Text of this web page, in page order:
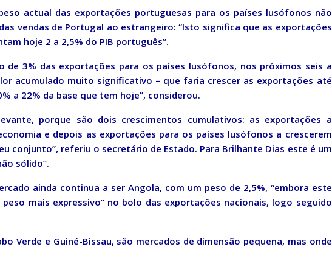
actual das exportações portuguesas para os países lusófonos não
vendas de Portugal ao estrangeiro: “Isto significa que as exportações
hoje 2 a 2,5% do PIB português”.
de 3% das exportações para os países lusófonos, nos próximos seis a
acumulado muito significativo – que faria crescer as exportações até
a 22% da base que tem hoje”, considerou.
porque são dois crescimentos cumulativos: as exportações a
e depois as exportações para os países lusófonos a crescerem
conjunto”, referiu o secretário de Estado. Para Brilhante Dias este é um
sólido”.
ainda continua a ser Angola, com um peso de 2,5%, “embora este
mais expressivo” no bolo das exportações nacionais, logo seguido
Verde e Guiné-Bissau, são mercados de dimensão pequena, mas onde